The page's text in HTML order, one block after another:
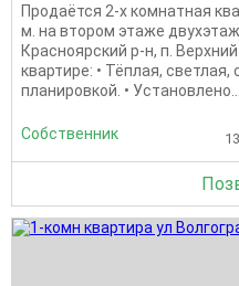
Продаётся 2-х комнатная
м. на втором этаже
Красноярский р-н, п.
квартире: • Тёплая,
планировкой. • Установлено...
Собственник